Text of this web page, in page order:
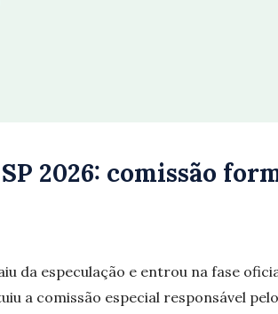
2026: comissão
da especulação e entrou na fase
a comissão especial responsável